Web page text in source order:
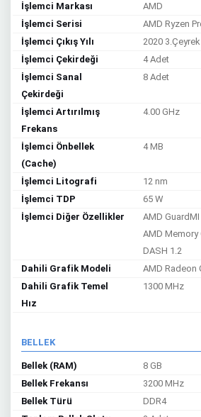
İşlemci Markası
AMD
İşlemci Serisi
AMD Ryzen
İşlemci Çıkış Yılı
2020 3.Çeyrek
İşlemci Çekirdeği
4 Adet
İşlemci Sanal
Çekirdeği
8 Adet
İşlemci Artırılmış
Frekans
4.00 GHz
İşlemci Önbellek
(Cache)
4 MB
İşlemci Litografi
12 nm
İşlemci TDP
65 W
İşlemci Diğer Özellikler
AMD
AMD Memory
DASH 1.2
Dahili Grafik Modeli
AMD Radeon
Dahili Grafik Temel
Hız
1300 MHz
BELLEK
Bellek (RAM)
8 GB
Bellek Frekansı
3200 MHz
Bellek Türü
DDR4